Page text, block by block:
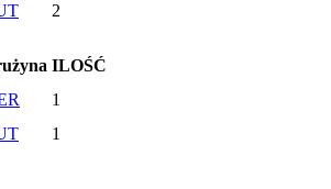
2
ILOŚĆ
1
1